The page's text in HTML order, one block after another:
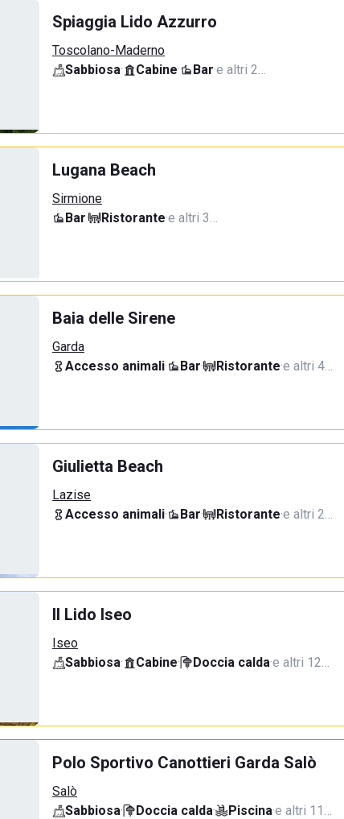
Spiaggia Lido Azzurro
Toscolano-Maderno
Sabbiosa· Cabine· Bar·e altri 2…
Lugana Beach
Sirmione
Bar· Ristorante·e altri 3…
Baia delle Sirene
Garda
Accesso animali· Bar· Ristorante·e altri 4…
Giulietta Beach
Lazise
Accesso animali· Bar· Ristorante·e altri 2…
Il Lido Iseo
Iseo
Sabbiosa· Cabine· Doccia calda·e altri 12…
Polo Sportivo Canottieri Garda Salò
Salò
Sabbiosa· Doccia calda· Piscina·e altri 11…